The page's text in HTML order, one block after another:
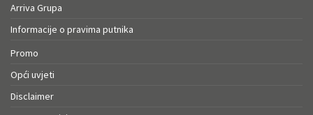
Arriva Grupa
Informacije o pravima putnika
Promo
Opći uvjeti
Disclaimer